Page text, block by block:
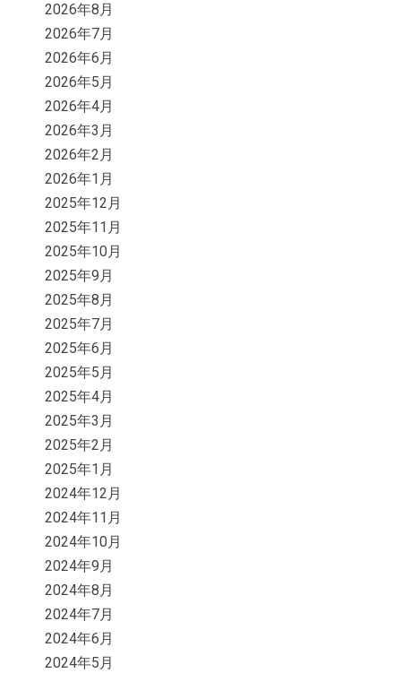
2026年8月
2026年7月
2026年6月
2026年5月
2026年4月
2026年3月
2026年2月
2026年1月
2025年12月
2025年11月
2025年10月
2025年9月
2025年8月
2025年7月
2025年6月
2025年5月
2025年4月
2025年3月
2025年2月
2025年1月
2024年12月
2024年11月
2024年10月
2024年9月
2024年8月
2024年7月
2024年6月
2024年5月